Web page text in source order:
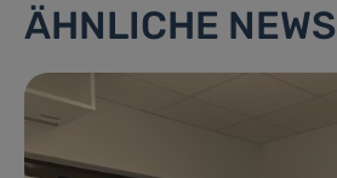
ÄHNLICHE NEWS